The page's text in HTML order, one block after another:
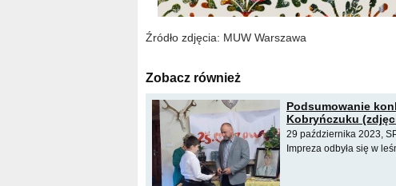
Źródło zdjęcia: MUW Warszawa
Zobacz również
Podsumowanie
Kobryńczuku
29 października 2023,
Impreza odbyła się w